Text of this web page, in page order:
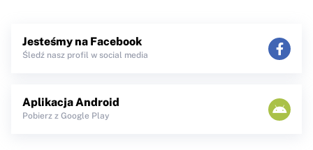
Jesteśmy na Facebook
Śledź nasz profil w social media
Aplikacja Android
Pobierz z Google Play